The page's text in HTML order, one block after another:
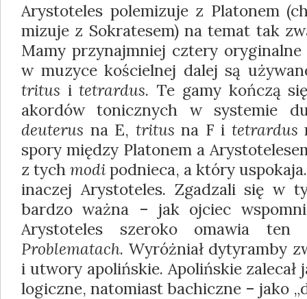
Arystoteles polemizuje z Platonem
mizuje z Sokratesem) na temat tak
Mamy przynajmniej cztery
w muzyce kościelnej dalej są
tritus itetrardus. Te gamy kończą
akordów to­nicznych w systemie
deuterus na E, tritus na F i tetrardus
spory między Platonem a
z tych modi podnieca, a który
inaczej Arystoteles. Zgadzali się w
bardzo ważna – jak ojciec
Arystoteles szeroko omawia
Problematach. Wyróżniał dytyramby
i utwory apolińskie. Apolińskie zalecał
logiczne, natomiast bachiczne – jako